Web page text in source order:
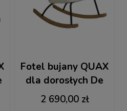
Fotel bujany QUAX
dla dorosłych De
Luxe baranek ecru
2 690,00 zł